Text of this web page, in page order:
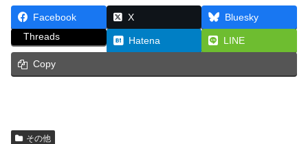
Facebook X
Bluesky
Threads
Hatena LINE
Copy
その他